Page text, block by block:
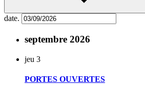
date.
septembre 2026
jeu 3
PORTES OUVERTES